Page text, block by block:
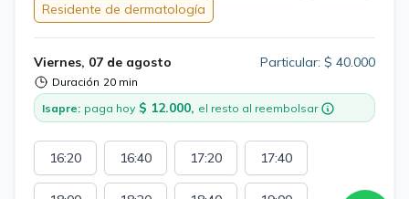
Residente de dermatología
Viernes, 07 de agosto
Duración 20 min
Particular: $ 40.000
Isapre: paga hoy $ 12.000, el resto al reembolsar
16:20 16:40 17:20 17:40